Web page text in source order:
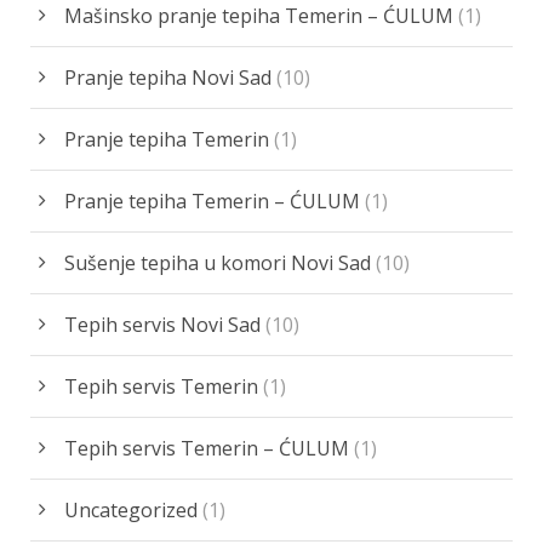
Mašinsko pranje tepiha Temerin – ĆULUM (1)
Pranje tepiha Novi Sad (10)
Pranje tepiha Temerin (1)
Pranje tepiha Temerin – ĆULUM (1)
Sušenje tepiha u komori Novi Sad (10)
Tepih servis Novi Sad (10)
Tepih servis Temerin (1)
Tepih servis Temerin – ĆULUM (1)
Uncategorized (1)